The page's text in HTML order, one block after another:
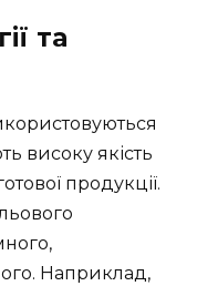
та
високу якість
продукції.
Наприклад,